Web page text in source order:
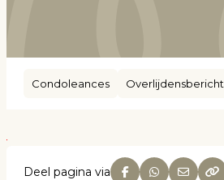
Condoleances Overlijdensbericht
Deel pagina via